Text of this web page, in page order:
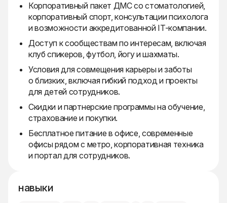
Корпоративный пакет ДМС со стоматологией,
корпоративный спорт, консультации психолога
и возможности аккредитованной IT-компании.
Доступ к сообществам по интересам, включая
клуб спикеров, футбол, йогу и шахматы.
Условия для совмещения карьеры и заботы
о близких, включая гибкий подход и проекты
для детей сотрудников.
Скидки и партнерские программы на обучение,
страхование и покупки.
Бесплатное питание в офисе, современные
офисы рядом с метро, корпоративная техника
и портал для сотрудников.
навыки